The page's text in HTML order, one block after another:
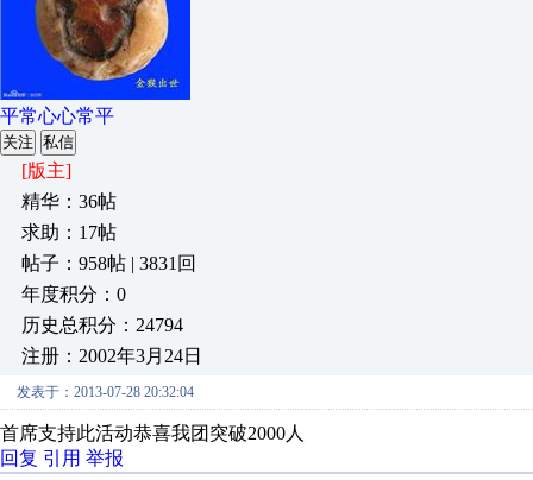
平常心心常平
关注 私信
[版主]
精华：36帖
求助：17帖
帖子：958帖 | 3831回
年度积分：0
历史总积分：24794
注册：2002年3月24日
发表于：2013-07-28 20:32:04
首席支持此活动恭喜我团突破2000人
回复 引用 举报